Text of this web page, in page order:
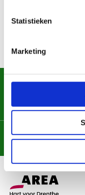
Statistieken
Marketing
Heb je een vraag,
melden? Laat het
graag!
Chat met ons